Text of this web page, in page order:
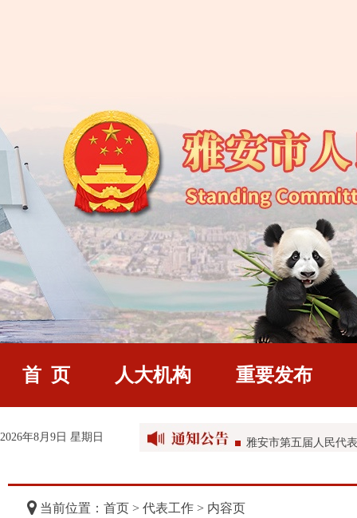
首 页 人大机构 重要发布
2026年8月9日 星期日
雅安市第五届人民代
雅安市第五届人民代
雅安市第五届人民代
雅安市第五届人民代
雅安市第五届人民代
雅安市第五届人民代
当前位置：首页 > 代表工作 > 内容页